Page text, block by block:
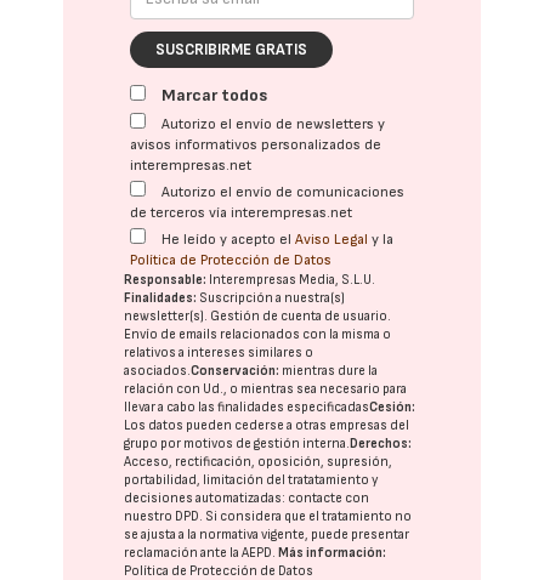
SUSCRIBIRME GRATIS
Marcar todos
Autorizo el envío de newsletters y
avisos informativos personalizados de
interempresas.net
Autorizo el envío de comunicaciones
de terceros vía interempresas.net
He leído y acepto elAviso Legal y la
Política de Protección de Datos
Responsable: Interempresas Media, S.L.U.
Finalidades: Suscripción a nuestra(s)
newsletter(s). Gestión de cuenta de usuario.
Envío de emails relacionados con la misma o
relativos a intereses similares o
asociados.Conservación: mientras dure la
relación con Ud., o mientras sea necesario para
llevar a cabo las finalidades especificadasCesión:
Los datos pueden cederse a otras empresas del
grupo por motivos de gestión interna.Derechos:
Acceso, rectificación, oposición, supresión,
portabilidad, limitación del tratatamiento y
decisiones automatizadas: contacte con
nuestro DPD. Si considera que el tratamiento no
se ajusta a la normativa vigente, puede presentar
reclamación ante laAEPD.Más información:
Política de Protección de Datos